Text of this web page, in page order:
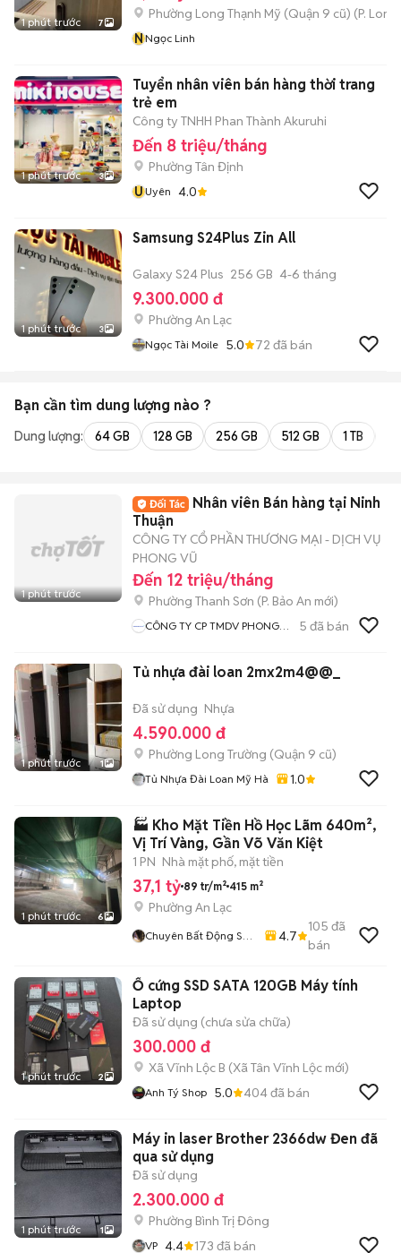
1 phút trước 7
Phường Long Thạnh Mỹ (Quận 9 cũ) (P.
NNgọc Linh
1 phút trước 3
Tuyển nhân viên bán hàng thời trang
trẻ em
Công ty TNHH Phan Thành Akuruhi
Đến 8 triệu/tháng
Phường Tân Định
UUyên 4.0
1 phút trước 3
Samsung S24Plus Zin All
Galaxy S24 Plus 256 GB 4-6 tháng
9.300.000 đ
Phường An Lạc
Ngọc Tài Moile 5.0 72 đã bán
Bạn cần tìm dung lượng nào ?
Dung lượng: 64 GB 128 GB 256 GB 512 GB 1 TB
1 phút trước
Nhân viên Bán hàng tại Ninh
Thuận
CÔNG TY CỔ PHẦN THƯƠNG MẠI - DỊCH VỤ
PHONG VŨ
Đến 12 triệu/tháng
Phường Thanh Sơn (P. Bảo An mới)
CÔNG TY CP TMDV PHONG
5 đã bán
1 phút trước 1
Tủ nhựa đài loan 2mx2m4@@_
Đã sử dụng Nhựa
4.590.000 đ
Phường Long Trường (Quận 9 cũ)
Tủ Nhựa Đài Loan Mỹ Hà 1.0
1 phút trước 6
🏭 Kho Mặt Tiền Hồ Học Lãm 640m²,
Vị Trí Vàng, Gần Võ Văn Kiệt
1 PN Nhà mặt phố, mặt tiền
37,1 tỷ 89 tr/m² 415 m²
Phường An Lạc
Chuyên Bất Động Sản
Kho Xưởng)
4.7
105 đã
bán
1 phút trước 2
Ổ cứng SSD SATA 120GB Máy tính
Laptop
Đã sử dụng (chưa sửa chữa)
300.000 đ
Xã Vĩnh Lộc B (Xã Tân Vĩnh Lộc mới)
Anh Tý Shop 5.0 404đã bán
1 phút trước 1
Máy in laser Brother 2366dw Đen đã
qua sử dụng
Đã sử dụng
2.300.000 đ
Phường Bình Trị Đông
VP 4.4 173 đã bán